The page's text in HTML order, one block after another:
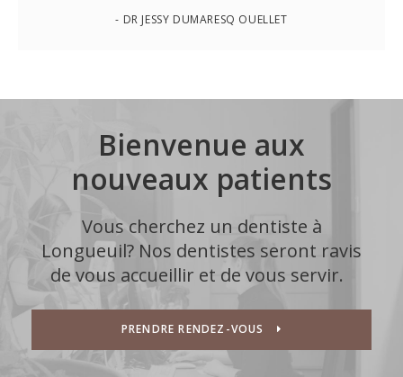
- DR JESSY DUMARESQ OUELLET
Bienvenue aux
nouveaux patients
Vous cherchez un dentiste à
Longueuil? Nos dentistes seront ravis
de vous accueillir et de vous servir.
PRENDRE RENDEZ-VOUS